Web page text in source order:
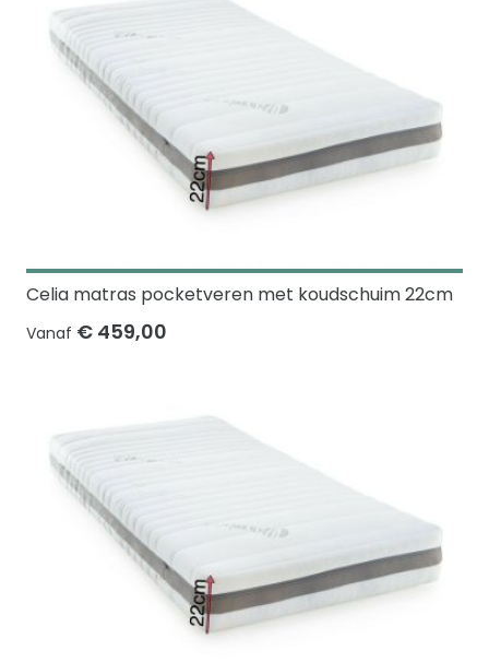
Celia matras pocketveren met koudschuim 22cm
Vanaf € 459,00